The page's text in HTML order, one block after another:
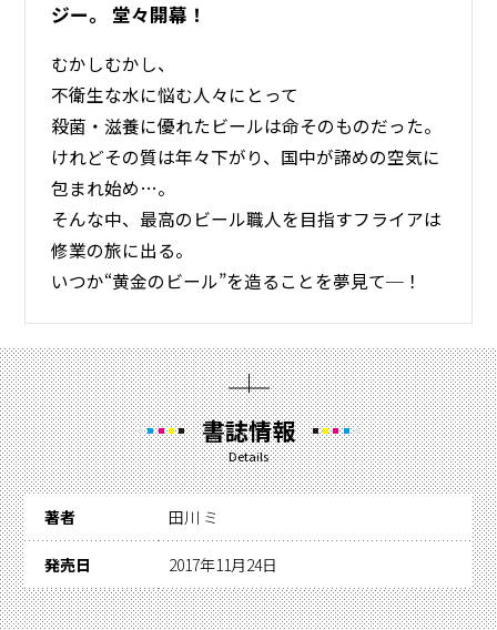
ジー。 堂々開幕！
むかしむかし、
不衛生な水に悩む人々にとって
殺菌・滋養に優れたビールは命そのものだった。
けれどその質は年々下がり、国中が諦めの空気に
包まれ始め…。
そんな中、最高のビール職人を目指すフライアは
修業の旅に出る。
いつか“黄金のビール”を造ることを夢見て─！
書誌情報
Details
著者 田川 ミ
発売日 2017年11月24日